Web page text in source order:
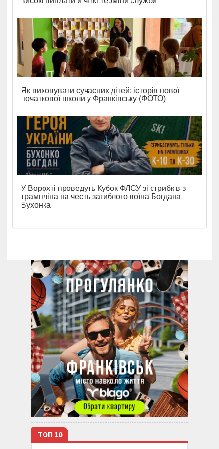
Як виховувати сучасних дітей: історія нової
початкової школи у Франківську (ФОТО)
У Ворохті проведуть Кубок ФЛСУ зі стрибків з
трампліна на честь загиблого воїна Богдана
Бухонка
ТОП 10